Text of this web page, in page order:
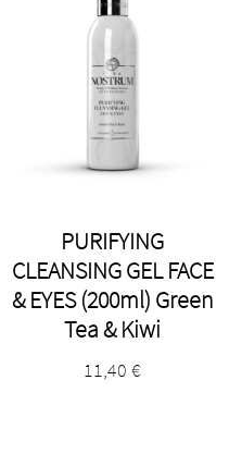
PURIFYING
CLEANSING GEL FACE
& EYES (200ml) Green
Tea & Kiwi
11,40€